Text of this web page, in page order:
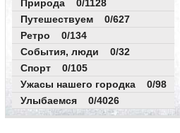
Природа 0/1128
Путешествуем 0/627
Ретро 0/134
События, люди 0/32
Спорт 0/105
Ужасы нашего городка 0/98
Улыбаемся 0/4026